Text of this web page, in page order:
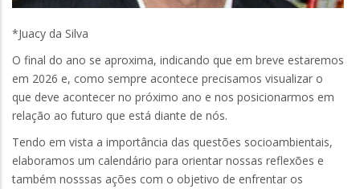
*Juacy da Silva
O final do ano se aproxima, indicando que em breve estaremos
em 2026 e, como sempre acontece precisamos visualizar o
que deve acontecer no próximo ano e nos posicionarmos em
relação ao futuro que está diante de nós.
Tendo em vista a importância das questões socioambientais,
elaboramos um calendário para orientar nossas reflexões e
também nosssas ações com o objetivo de enfrentar os